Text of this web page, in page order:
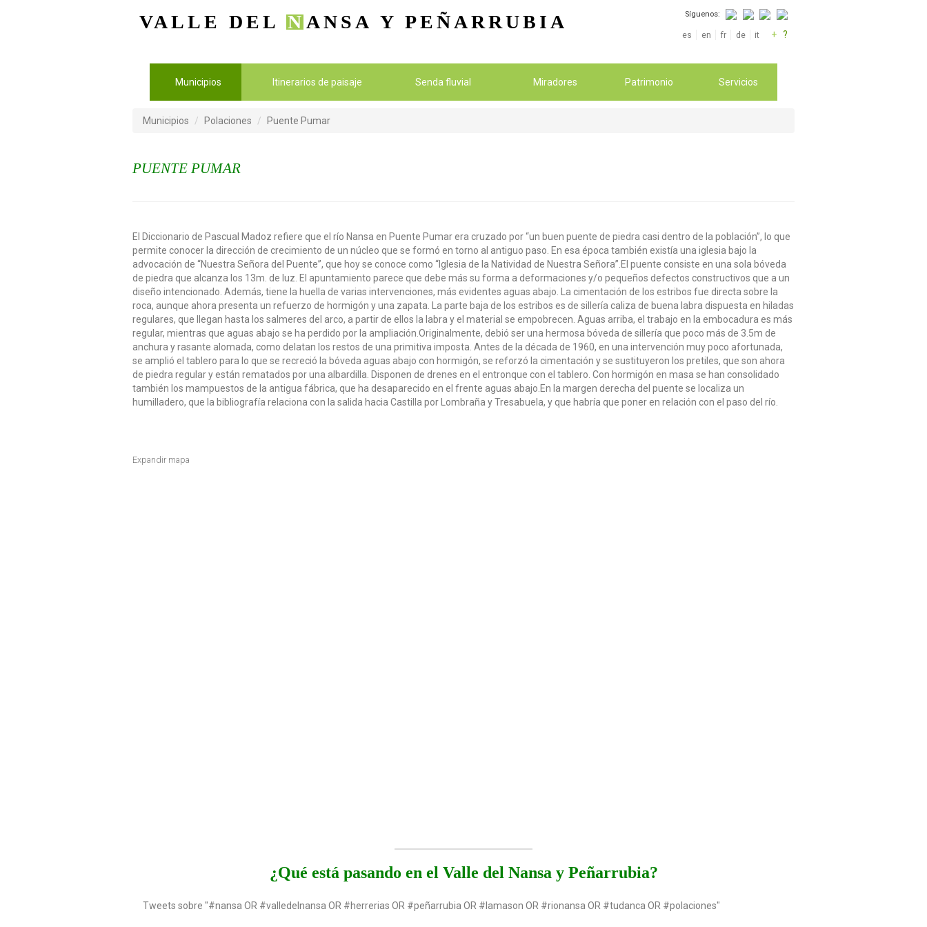
VALLE DEL NANSA Y PEÑARRUBIA Síguenos:
es en fr de it + ?
Municipios Itinerarios de paisaje Senda fluvial Miradores Patrimonio Servicios
Municipios Polaciones Puente Pumar
PUENTE PUMAR
El Diccionario de Pascual Madoz refiere que el río Nansa en Puente Pumar era cruzado por “un buen puente de piedra casi dentro de la población”, lo que
permite conocer la dirección de crecimiento de un núcleo que se formó en torno al antiguo paso. En esa época también existía una iglesia bajo la
advocación de “Nuestra Señora del Puente”, que hoy se conoce como “Iglesia de la Natividad de Nuestra Señora”.El puente consiste en una sola bóveda
de piedra que alcanza los 13m. de luz. El apuntamiento parece que debe más su forma a deformaciones y/o pequeños defectos constructivos que a un
diseño intencionado. Además, tiene la huella de varias intervenciones, más evidentes aguas abajo. La cimentación de los estribos fue directa sobre la
roca, aunque ahora presenta un refuerzo de hormigón y una zapata. La parte baja de los estribos es de sillería caliza de buena labra dispuesta en hiladas
regulares, que llegan hasta los salmeres del arco, a partir de ellos la labra y el material se empobrecen. Aguas arriba, el trabajo en la embocadura es más
regular, mientras que aguas abajo se ha perdido por la ampliación.Originalmente, debió ser una hermosa bóveda de sillería que poco más de 3.5m de
anchura y rasante alomada, como delatan los restos de una primitiva imposta. Antes de la década de 1960, en una intervención muy poco afortunada,
se amplió el tablero para lo que se recreció la bóveda aguas abajo con hormigón, se reforzó la cimentación y se sustituyeron los pretiles, que son ahora
de piedra regular y están rematados por una albardilla. Disponen de drenes en el entronque con el tablero. Con hormigón en masa se han consolidado
también los mampuestos de la antigua fábrica, que ha desaparecido en el frente aguas abajo.En la margen derecha del puente se localiza un
humilladero, que la bibliografía relaciona con la salida hacia Castilla por Lombraña y Tresabuela, y que habría que poner en relación con el paso del río.
Expandir mapa
¿Qué está pasando en el Valle del Nansa y Peñarrubia?
Tweets sobre "#nansa OR #valledelnansa OR #herrerias OR #peñarrubia OR #lamason OR #rionansa OR #tudanca OR #polaciones"